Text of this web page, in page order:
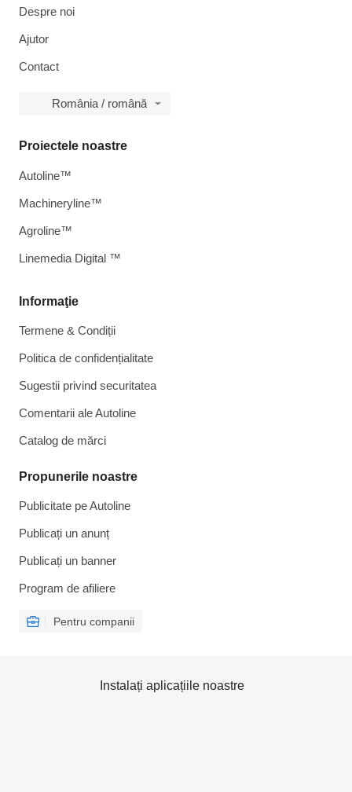
Despre noi
Ajutor
Contact
România / română
Informaţie
Termene & Condiții
Politica de confidențialitate
Sugestii privind securitatea
Comentarii ale Autoline
Catalog de mărcі
Propunerile noastre
Publicitate pe Autoline
Publicați un anunț
Publicați un banner
Program de afiliere
Pentru companii
Proiectele noastre
Autoline™
Machineryline™
Agroline™
Linemedia Digital ™
Instalați aplicațiile noastre